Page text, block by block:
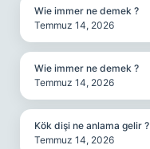
Wie immer ne demek ?
Temmuz 14, 2026
Wie immer ne demek ?
Temmuz 14, 2026
Kök dişi ne anlama gelir ?
Temmuz 14, 2026